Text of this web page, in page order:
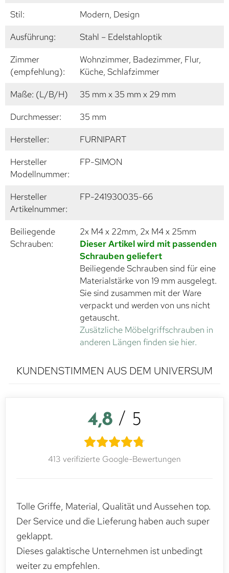
Stil:
Modern, Design
Ausführung:
Stahl – Edelstahloptik
Zimmer
(empfehlung):
Wohnzimmer, Badezimmer, Flur,
Küche, Schlafzimmer
Maße: (L/B/H)
35 mm x 35 mm x 29 mm
Durchmesser:
35 mm
Hersteller:
FURNIPART
Hersteller
Modellnummer:
FP-SIMON
Hersteller
Artikelnummer:
FP-241930035-66
Beiliegende
Schrauben:
2x M4 x 22mm, 2x M4 x 25mm
Dieser Artikel wird mit passenden
Schrauben geliefert
Beiliegende Schrauben sind für eine
Materialstärke von 19 mm ausgelegt.
Sie sind zusammen mit der Ware
verpackt und werden von uns nicht
getauscht.
Zusätzliche Möbelgriffschrauben in
anderen Längen finden sie hier.
KUNDENSTIMMEN AUS DEM UNIVERSUM
4,8 / 5
413 verifizierte Google-Bewertungen
Tolle Griffe, Material, Qualität und Aussehen top.
Der Service und die Lieferung haben auch super
geklappt.
Dieses galaktische Unternehmen ist unbedingt
weiter zu empfehlen.